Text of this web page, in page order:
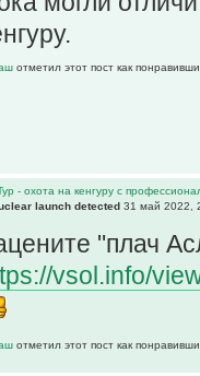
отметил этот пост как
- охота на кенгуру с
launch detected 31 май 2022,
"плач
vsol.info/
отметил этот пост как